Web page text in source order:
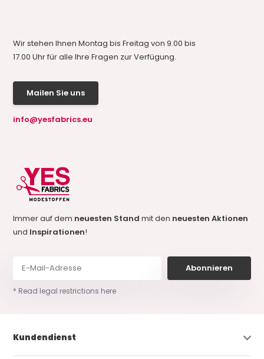
Wir stehen Ihnen Montag bis Freitag von 9.00 bis
17.00 Uhr für alle Ihre Fragen zur Verfügung.
Mailen Sie uns
info@yesfabrics.eu
Immer auf dem neuesten Standmit den neuesten Aktionen
und Inspirationen!
Abonnieren
* Read legal restrictions here
Kundendienst